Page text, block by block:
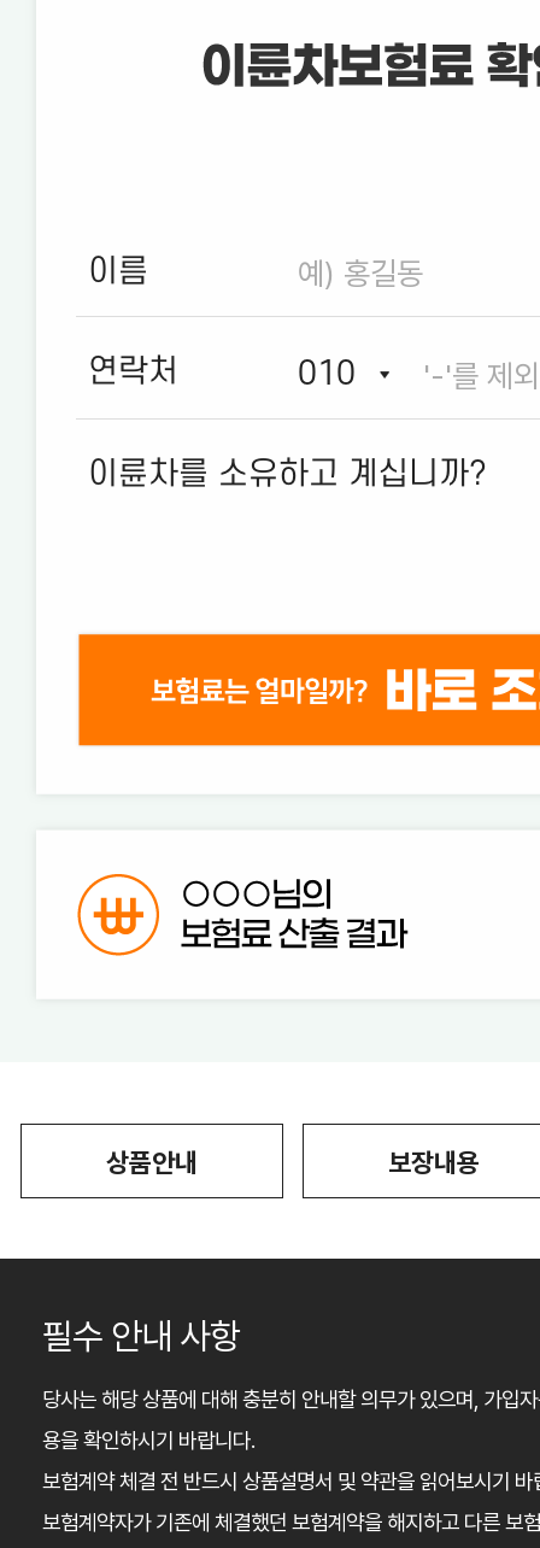
이름
연락처
이륜차를 소유하고 계십니까?
상품안내 보장내용
필수 안내 사항
당사는 해당 상품에 대해 충분히 안내할 의무가 있으며, 가입
용을 확인하시기 바랍니다.
보험계약 체결 전 반드시 상품설명서 및 약관을 읽어보시기 바
보험계약자가 기존에 체결했던 보험계약을 해지하고 다른 보